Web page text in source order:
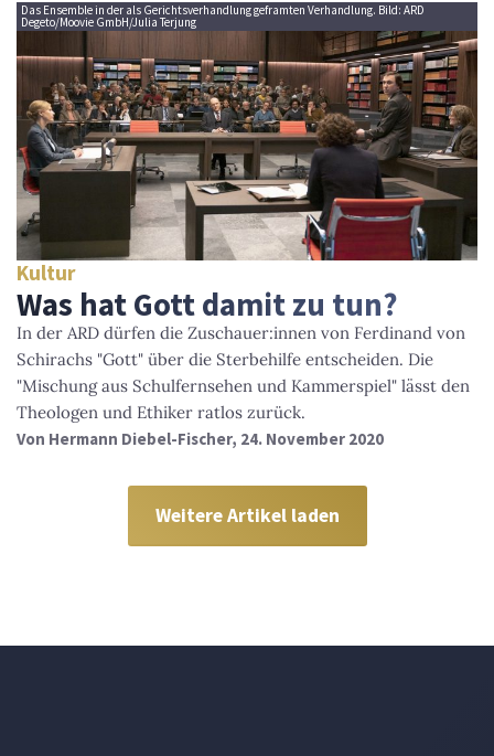
Das Ensemble in der als Gerichtsverhandlung geframten Verhandlung. Bild: ARD
Degeto/Moovie GmbH/Julia Terjung
Kultur
Was hat Gott damit zu tun?
In der ARD dürfen die Zuschauer:innen von Ferdinand von
Schirachs "Gott" über die Sterbehilfe entscheiden. Die
"Mischung aus Schulfernsehen und Kammerspiel" lässt den
Theologen und Ethiker ratlos zurück.
Von Hermann Diebel-Fischer, 24. November 2020
Weitere Artikel laden